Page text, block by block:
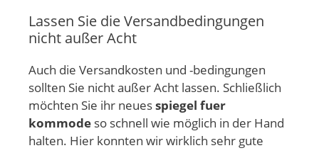
Lassen Sie die Versandbedingungen
nicht außer Acht
Auch die Versandkosten und -bedingungen
sollten Sie nicht außer Acht lassen. Schließlich
möchten Sie ihr neuesspiegel fuer
kommode so schnell wie möglich in der Hand
halten. Hier konnten wir wirklich sehr gute